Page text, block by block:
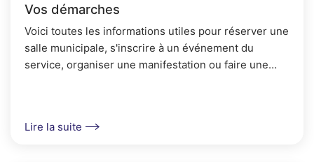
Vos démarches
Voici toutes les informations utiles pour réserver une
salle municipale, s'inscrire à un événement du
service, organiser une manifestation ou faire une
Lire la suite